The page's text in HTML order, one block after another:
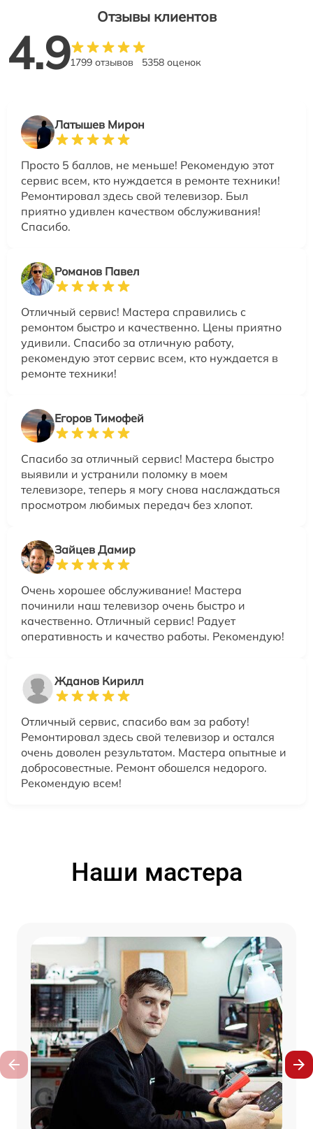
Отзывы клиентов
4.91799 отзывов 5358 оценок
Латышев Мирон
Просто 5 баллов, не меньше! Рекомендую этот
сервис всем, кто нуждается в ремонте техники!
Ремонтировал здесь свой телевизор. Был
приятно удивлен качеством обслуживания!
Спасибо.
Романов Павел
Отличный сервис! Мастера справились с
ремонтом быстро и качественно. Цены приятно
удивили. Спасибо за отличную работу,
рекомендую этот сервис всем, кто нуждается в
ремонте техники!
Егоров Тимофей
Спасибо за отличный сервис! Мастера быстро
выявили и устранили поломку в моем
телевизоре, теперь я могу снова наслаждаться
просмотром любимых передач без хлопот.
Зайцев Дамир
Очень хорошее обслуживание! Мастера
починили наш телевизор очень быстро и
качественно. Отличный сервис! Радует
оперативность и качество работы. Рекомендую!
Жданов Кирилл
Отличный сервис, спасибо вам за работу!
Ремонтировал здесь свой телевизор и остался
очень доволен результатом. Мастера опытные и
добросовестные. Ремонт обошелся недорого.
Рекомендую всем!
Наши мастера